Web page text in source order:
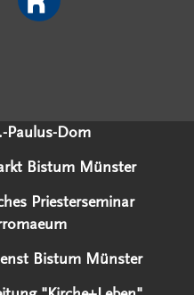
Paulus-Dom
Bistum Münster
Priesterseminar
Bistum Münster